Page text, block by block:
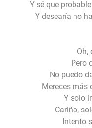
Y sé que
Y desearía no
Oh,
Pero
No puedo
Mereces más
Y solo
Cariño,
Intento